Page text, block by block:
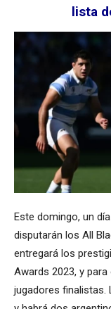
lista
Este domingo, un
disputarán los All
entregará los
Awards 2023, y
jugadores finalistas.